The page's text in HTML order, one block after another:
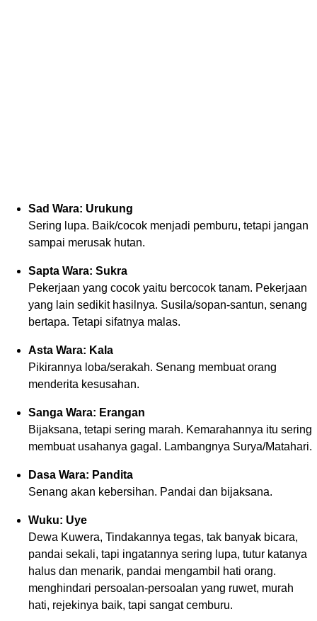
Sad Wara: Urukung
Sering lupa. Baik/cocok menjadi pemburu, tetapi jangan
sampai merusak hutan.
Sapta Wara: Sukra
Pekerjaan yang cocok yaitu bercocok tanam. Pekerjaan
yang lain sedikit hasilnya. Susila/sopan-santun, senang
bertapa. Tetapi sifatnya malas.
Asta Wara: Kala
Pikirannya loba/serakah. Senang membuat orang
menderita kesusahan.
Sanga Wara: Erangan
Bijaksana, tetapi sering marah. Kemarahannya itu sering
membuat usahanya gagal. Lambangnya Surya/Matahari.
Dasa Wara: Pandita
Senang akan kebersihan. Pandai dan bijaksana.
Wuku: Uye
Dewa Kuwera, Tindakannya tegas, tak banyak bicara,
pandai sekali, tapi ingatannya sering lupa, tutur katanya
halus dan menarik, pandai mengambil hati orang.
menghindari persoalan-persoalan yang ruwet, murah
hati, rejekinya baik, tapi sangat cemburu.